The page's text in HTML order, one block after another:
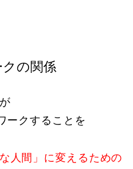
の関係
ークすることを
人間」に変えるための